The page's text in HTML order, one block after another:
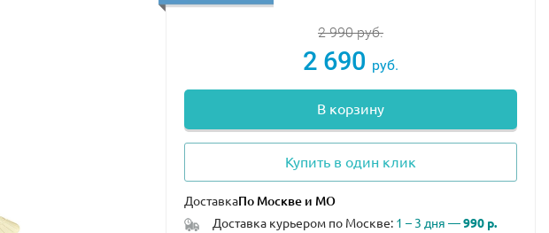
2 990руб.
2 690 руб.
В корзину
Купить в один клик
Доставка
Доставка курьером по Москве: 1 – 3 дня —990 р.